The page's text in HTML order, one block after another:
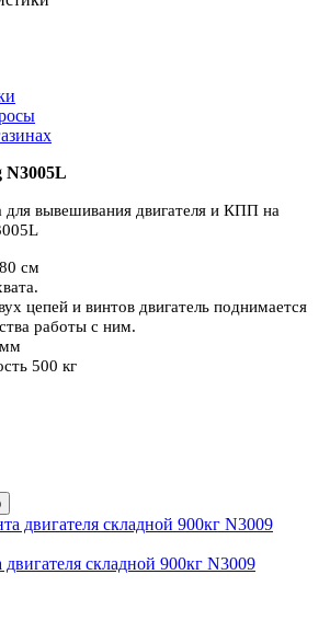
N3005L
для вывешивания двигателя и КПП на
см
цепей и винтов двигатель поднимается
работы с ним.
500 кг
складной 900кг N3009